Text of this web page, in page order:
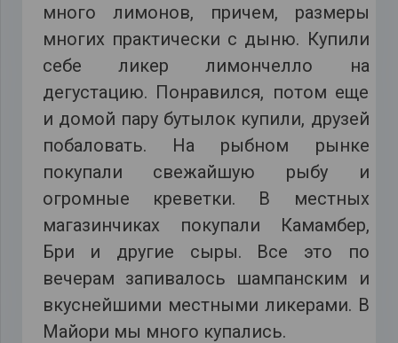
много лимонов, причем, размеры
многих практически с дыню. Купили
себе ликер лимончелло на
дегустацию. Понравился, потом еще
и домой пару бутылок купили, друзей
побаловать. На рыбном рынке
покупали свежайшую рыбу и
огромные креветки. В местных
магазинчиках покупали Камамбер,
Бри и другие сыры. Все это по
вечерам запивалось шампанским и
вкуснейшими местными ликерами. В
Майори мы много купались.